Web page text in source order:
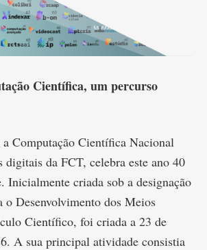
Científica, um percurso
Computação Científica Nacional
da FCT, celebra este ano 40
Inicialmente criada sob a designação
o Desenvolvimento dos Meios
Científico, foi criada a 23 de
A sua principal atividade consistia